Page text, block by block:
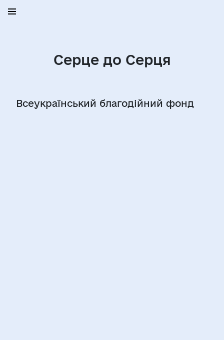
Серце до Серця
Всеукраїнський благодійний фонд